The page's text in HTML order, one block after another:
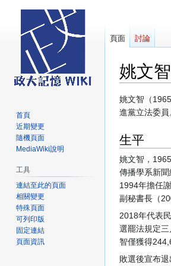
姚文智
跳
至
覽
跳
至
尋
姚文智（
進黨立法委員
生平
姚文智，
傳播學系新
1994年擔任
副秘書長（
2018年代表
選罷法規定
智僅獲得
敗選後宣布
頁面 討論
首頁
近期變更
隨機頁面
MediaWiki說明
工具
連結至此的頁面
相關變更
特殊頁面
可列印版
固定連結
頁面資訊